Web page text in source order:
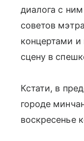
диалога с
советов
концертами и
сцену в
Кстати, в
городе
воскресенье